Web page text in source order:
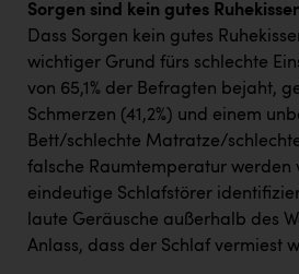
Sorgen sind kein gutes
Dass Sorgen kein gutes
wichtiger Grund fürs schlechte
von 65,1% der Befragten bejaht,
Schmerzen (41,2%) und einem
Bett/schlechte Matratze/
falsche Raumtemperatur werden
eindeutige Schlafstörer
laute Geräusche außerhalb des
Anlass, dass der Schlaf vermiest